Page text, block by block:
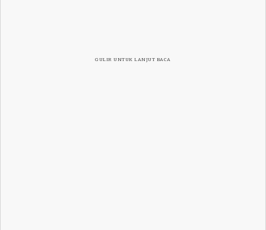
GULIR UNTUK LANJUT BACA